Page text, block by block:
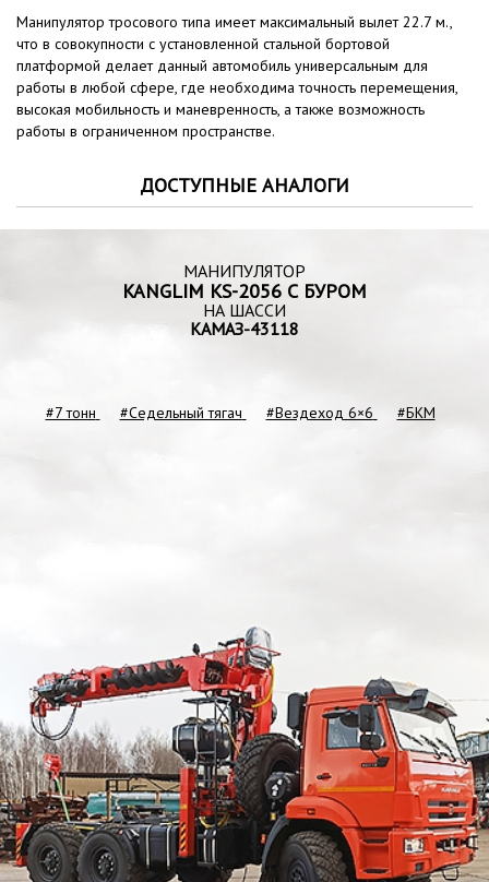
Манипулятор тросового типа имеет максимальный вылет 22.7 м.,
что в совокупности с установленной стальной бортовой
платформой делает данный автомобиль универсальным для
работы в любой сфере, где необходима точность перемещения,
высокая мобильность и маневренность, а также возможность
работы в ограниченном пространстве.
ДОСТУПНЫЕ АНАЛОГИ
МАНИПУЛЯТОР
KANGLIM KS-2056 С БУРОМ
НА ШАССИ
КАМАЗ-43118
#7 тонн #Седельный тягач #Вездеход 6×6 #БКМ